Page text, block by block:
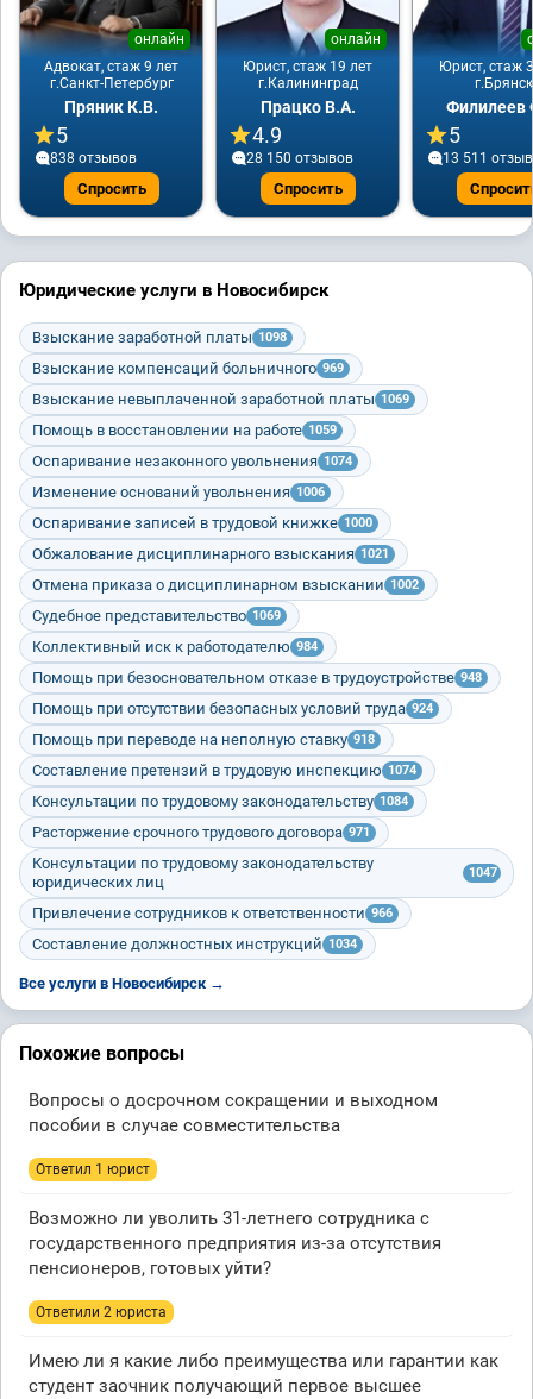
Адвокат, стаж 9 лет
онлайн
г.Санкт-Петербург
Пряник К.В.
5
838 отзывов
Спросить
Юрист, стаж 19 лет
онлайн
г.Калининград
Працко В.А.
4.9
28 150 отзывов
Спросить
Юрист, стаж
г.Брянск
Филилеев
5
13 511
Юридические услуги в Новосибирск
Взыскание заработной платы 1098
Взыскание компенсаций больничного 969
Взыскание невыплаченной заработной платы 1069
Помощь в восстановлении на работе 1059
Оспаривание незаконного увольнения 1074
Изменение оснований увольнения 1006
Оспаривание записей в трудовой книжке 1000
Обжалование дисциплинарного взыскания 1021
Отмена приказа о дисциплинарном взыскании 1002
Судебное представительство 1069
Коллективный иск к работодателю 984
Помощь при безосновательном отказе в трудоустройстве 948
Помощь при отсутствии безопасных условий труда 924
Помощь при переводе на неполную ставку 918
Составление претензий в трудовую инспекцию 1074
Консультации по трудовому законодательству 1084
Расторжение срочного трудового договора 971
Консультации по трудовому законодательству
юридических лиц
1047
Привлечение сотрудников к ответственности 966
Составление должностных инструкций 1034
Все услуги в Новосибирск →
Похожие вопросы
Вопросы о досрочном сокращении и выходном
пособии в случае совместительства
Ответил 1 юрист
Возможно ли уволить 31-летнего сотрудника с
государственного предприятия из-за отсутствия
пенсионеров, готовых уйти?
Ответили 2 юристa
Имею ли я какие либо преимущества или гарантии как
студент заочник получающий первое высшее